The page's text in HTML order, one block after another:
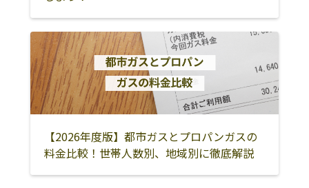
額田郡幸田町
豊橋市
蒲郡市
豊川市
新城市
田原市
北設楽郡設楽町
北設楽郡東栄町
北設楽郡豊根村
【2026年度版】都市ガスとプロパンガスの
料金比較！世帯人数別、地域別に徹底解説